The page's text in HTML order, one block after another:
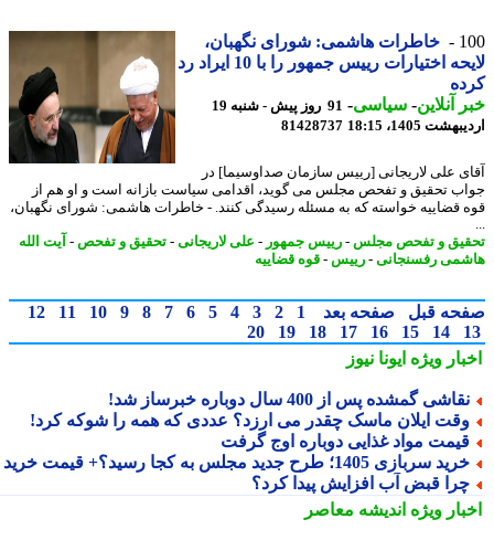
خاطرات هاشمی: شورای نگهبان،
لایحه اختیارات رییس جمهور را با 10 ایراد رد
آنلاین-سیاسی-
91 روز پیش - شنبه 19
1405، 18:15
81428737
علی لاریجانی [رییس سازمان صداوسیما] در
تحقیق و تفحص مجلس می گوید، اقدامی سیاست بازانه است و او هم از
قضاییه خواسته که به مسئله رسیدگی کنند. - خاطرات هاشمی: شورای نگهبان،
و تفحص مجلس-رییس جمهور-علی لاریجانی-تحقیق و تفحص-آیت الله
رفسنجانی-رییس -قوه قضاییه
قبل صفحه بعد 1
2
3
4
5
6
7
8
9
10
11
12
14
15
16
17
18
19
20
ویژهایونا نیوز
گمشده پس از 400 سال دوباره خبرساز شد!
ایلان ماسک چقدر می ارزد؟ عددی که همه را شوکه کرد!
مواد غذایی دوباره اوج گرفت
سربازی 1405؛ طرح جدید مجلس به کجا رسید؟+ قیمت خرید
قبض آب افزایش پیدا کرد؟
ویژهاندیشه معاصر